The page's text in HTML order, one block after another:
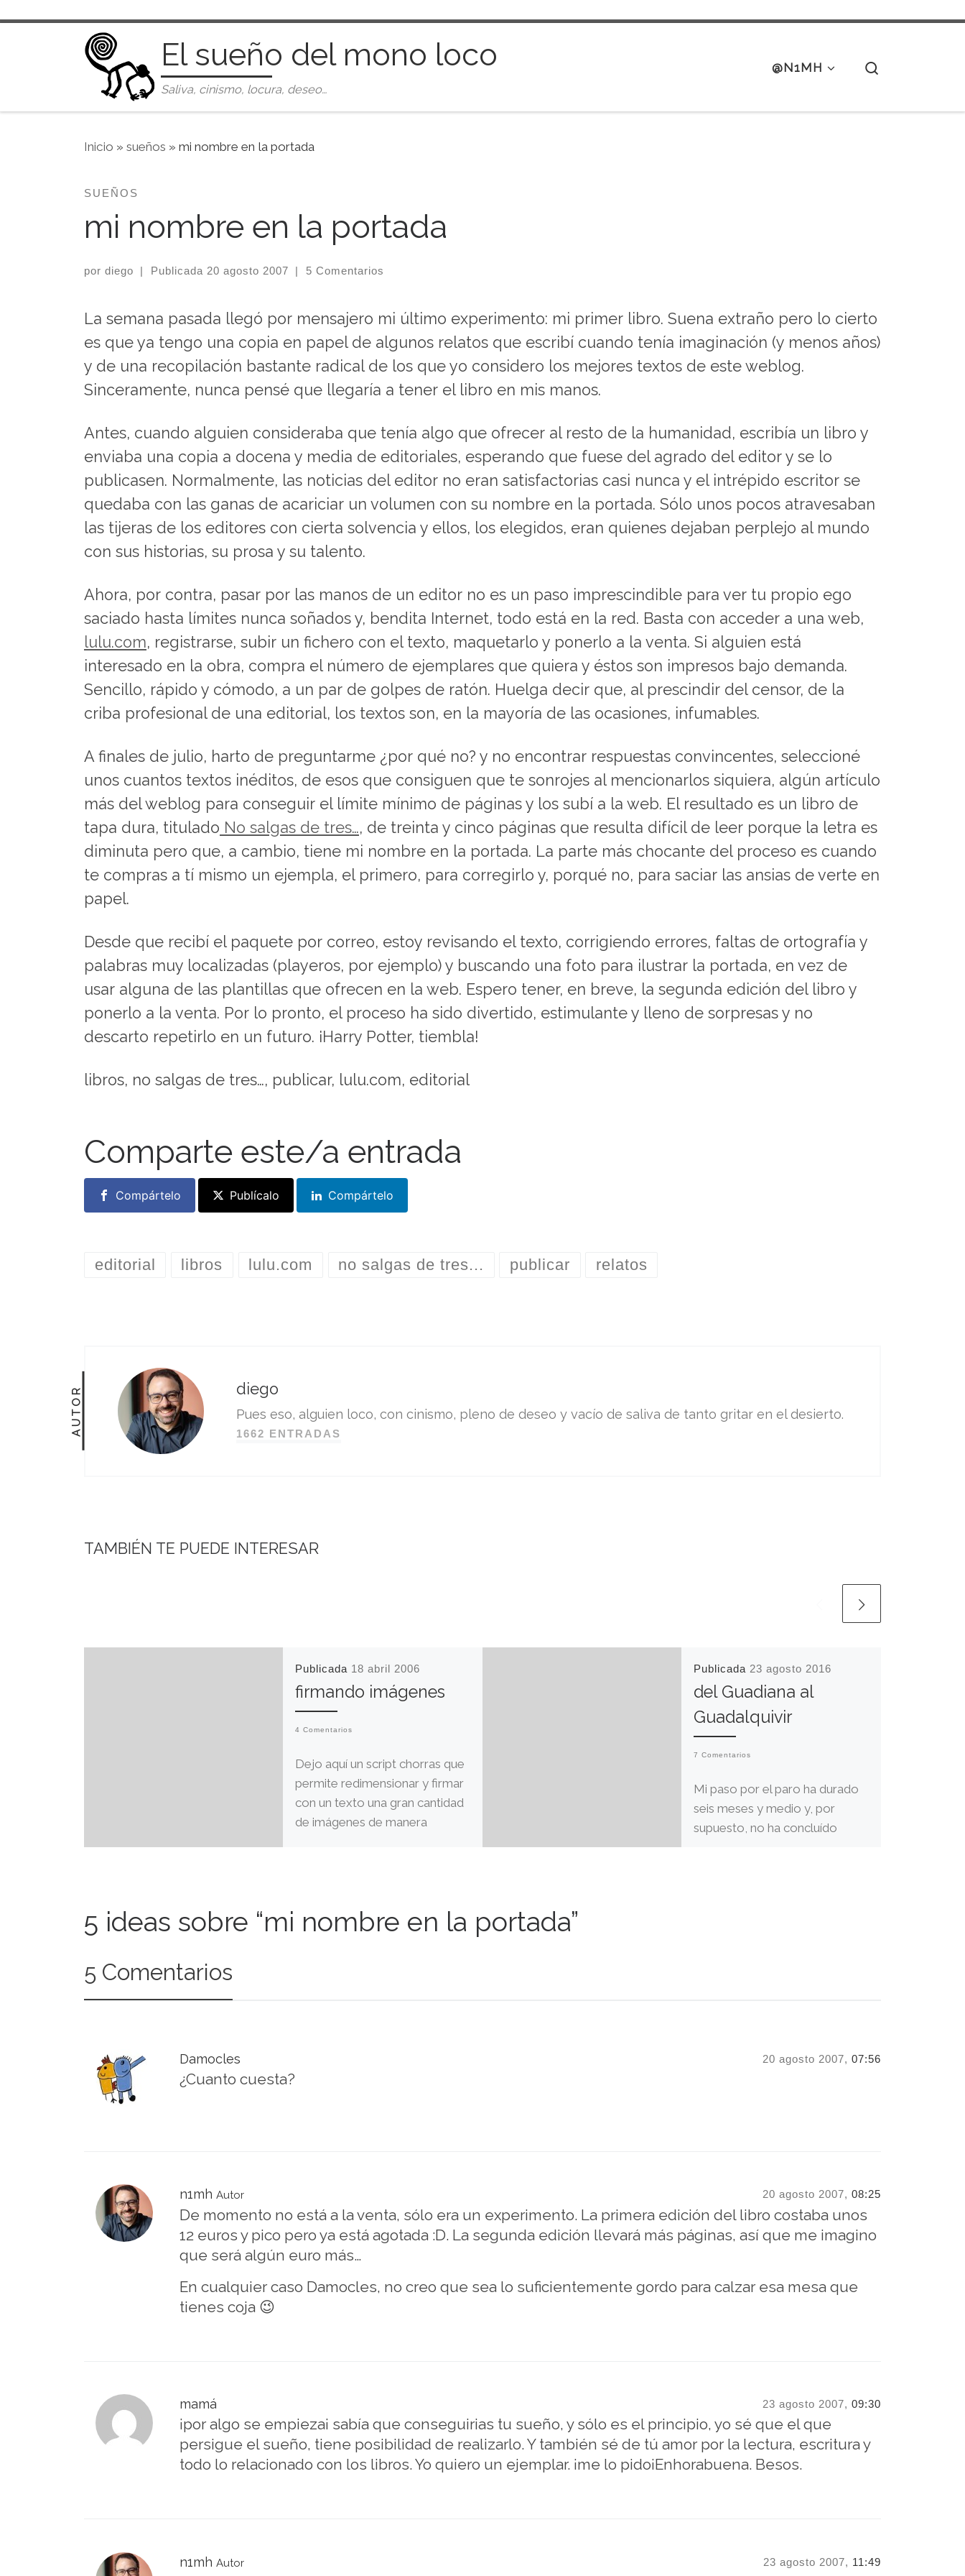
Saltar al contenido
El sueño del mono loco
Saliva, cinismo, locura, deseo…
@N1MH
Inicio » sueños » mi nombre en la portada
SUEÑOS
mi nombre en la portada
por diego | Publicada 20 agosto 2007 | 5 Comentarios
La semana pasada llegó por mensajero mi último experimento: mi primer libro. Suena extraño pero lo cierto
es que ya tengo una copia en papel de algunos relatos que escribí cuando tenía imaginación (y menos años)
y de una recopilación bastante radical de los que yo considero los mejores textos de este weblog.
Sinceramente, nunca pensé que llegaría a tener el libro en mis manos.
Antes, cuando alguien consideraba que tenía algo que ofrecer al resto de la humanidad, escribía un libro y
enviaba una copia a docena y media de editoriales, esperando que fuese del agrado del editor y se lo
publicasen. Normalmente, las noticias del editor no eran satisfactorias casi nunca y el intrépido escritor se
quedaba con las ganas de acariciar un volumen con su nombre en la portada. Sólo unos pocos atravesaban
las tijeras de los editores con cierta solvencia y ellos, los elegidos, eran quienes dejaban perplejo al mundo
con sus historias, su prosa y su talento.
Ahora, por contra, pasar por las manos de un editor no es un paso imprescindible para ver tu propio ego
saciado hasta límites nunca soñados y, bendita Internet, todo está en la red. Basta con acceder a una web,
lulu.com, registrarse, subir un fichero con el texto, maquetarlo y ponerlo a la venta. Si alguien está
interesado en la obra, compra el número de ejemplares que quiera y éstos son impresos bajo demanda.
Sencillo, rápido y cómodo, a un par de golpes de ratón. Huelga decir que, al prescindir del censor, de la
criba profesional de una editorial, los textos son, en la mayoría de las ocasiones, infumables.
A finales de julio, harto de preguntarme ¿por qué no? y no encontrar respuestas convincentes, seleccioné
unos cuantos textos inéditos, de esos que consiguen que te sonrojes al mencionarlos siquiera, algún artículo
más del weblog para conseguir el límite mínimo de páginas y los subí a la web. El resultado es un libro de
tapa dura, titulado No salgas de tres…, de treinta y cinco páginas que resulta difícil de leer porque la letra es
diminuta pero que, a cambio, tiene mi nombre en la portada. La parte más chocante del proceso es cuando
te compras a tí mismo un ejempla, el primero, para corregirlo y, porqué no, para saciar las ansias de verte en
papel.
Desde que recibí el paquete por correo, estoy revisando el texto, corrigiendo errores, faltas de ortografía y
palabras muy localizadas (playeros, por ejemplo) y buscando una foto para ilustrar la portada, en vez de
usar alguna de las plantillas que ofrecen en la web. Espero tener, en breve, la segunda edición del libro y
ponerlo a la venta. Por lo pronto, el proceso ha sido divertido, estimulante y lleno de sorpresas y no
descarto repetirlo en un futuro. ¡Harry Potter, tiembla!
libros, no salgas de tres…, publicar, lulu.com, editorial
Comparte este/a entrada
Compártelo Publícalo Compártelo
editorial libros lulu.com no salgas de tres... publicar relatos
AUTOR diego
Pues eso, alguien loco, con cinismo, pleno de deseo y vacío de saliva de tanto gritar en el desierto.
1662 ENTRADAS
TAMBIÉN TE PUEDE INTERESAR
Publicada 18 abril 2006
firmando imágenes
4 Comentarios
Dejo aquí un script chorras que
permite redimensionar y firmar
con un texto una gran cantidad
de imágenes de manera
Publicada23 agosto 2016
del Guadiana al
Guadalquivir
7 Comentarios
Mi paso por el paro ha durado
seis meses y medio y, por
supuesto, no ha concluído
5 ideas sobre “mi nombre en la portada”
5 Comentarios
Damocles 20 agosto 2007, 07:56
¿Cuanto cuesta?
n1mh Autor 20 agosto 2007, 08:25
De momento no está a la venta, sólo era un experimento. La primera edición del libro costaba unos
12 euros y pico pero ya está agotada :D. La segunda edición llevará más páginas, así que me imagino
que será algún euro más…
En cualquier caso Damocles, no creo que sea lo suficientemente gordo para calzar esa mesa que
tienes coja 😉
mamá 23 agosto 2007, 09:30
¡por algo se empieza¡ sabía que conseguirias tu sueño, y sólo es el principio, yo sé que el que
persigue el sueño, tiene posibilidad de realizarlo. Y también sé de tú amor por la lectura, escritura y
todo lo relacionado con los libros. Yo quiero un ejemplar. ¡me lo pido¡Enhorabuena. Besos.
n1mh Autor 23 agosto 2007, 11:49